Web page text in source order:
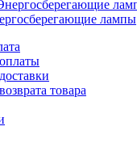
лампы
товара